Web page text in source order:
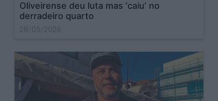
Oliveirense deu luta mas ‘caiu’ no
derradeiro quarto